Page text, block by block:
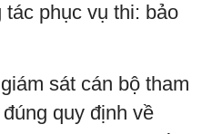
phục vụ thi: bảo
sát cán bộ tham
quy định về